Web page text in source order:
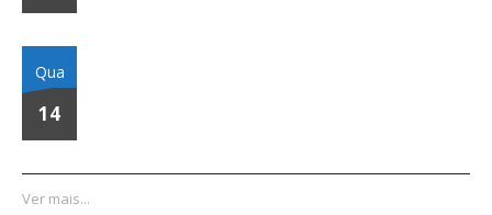
Qua
14
Ver mais...